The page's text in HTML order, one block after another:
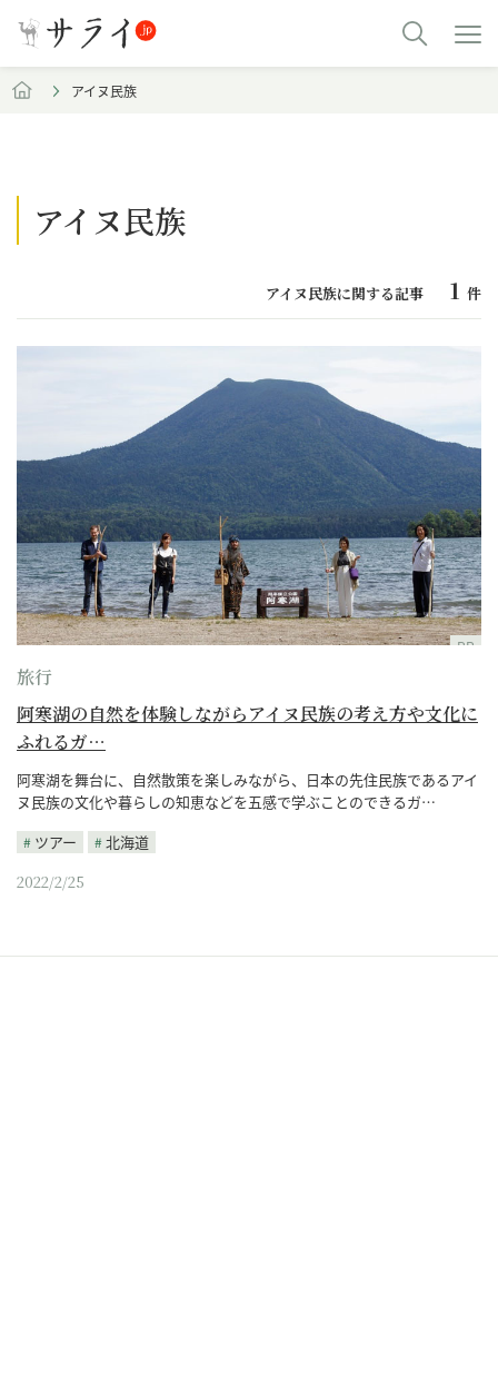
アイヌ民族
アイヌ民族
アイヌ民族に関する記事 1 件
PR
旅行
阿寒湖の自然を体験しながらアイヌ民族の考え方や文化に
ふれるガ…
阿寒湖を舞台に、自然散策を楽しみながら、日本の先住民族であるアイ
ヌ民族の文化や暮らしの知恵などを五感で学ぶことのできるガ…
ツアー
北海道
2022/2/25